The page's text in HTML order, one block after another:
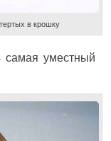
в крошку
уместный